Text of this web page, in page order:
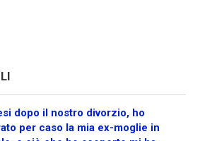
dopo il nostro divorzio, ho
per caso la mia ex-moglie in